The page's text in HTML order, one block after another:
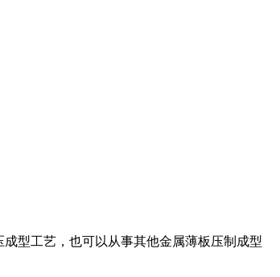
型工艺，也可以从事其他金属薄板压制成型